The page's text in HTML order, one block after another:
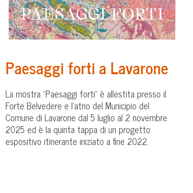
Paesaggi forti a Lavarone
La mostra “Paesaggi forti” è allestita presso il
Forte Belvedere e l’atrio del Municipio del
Comune di Lavarone dal 5 luglio al 2 novembre
2025 ed è la quinta tappa di un progetto
espositivo itinerante iniziato a fine 2022.